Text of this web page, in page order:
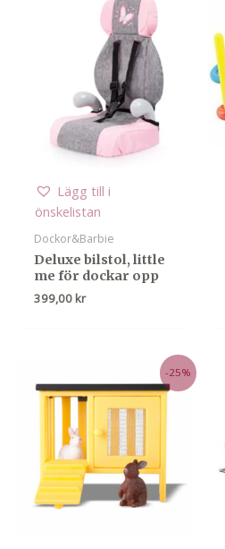
Lägg till i
önskelistan
Dockor&Barbie
Deluxe bilstol, little
me för dockar opp
399,00 kr
-25%